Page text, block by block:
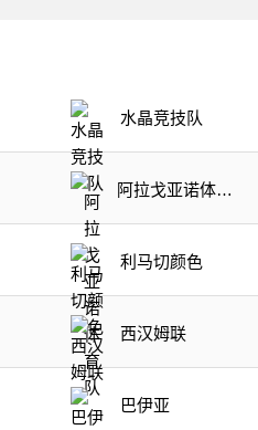
水晶竞技队
阿拉戈亚诺体育
利马切颜色
西汉姆联
巴伊亚